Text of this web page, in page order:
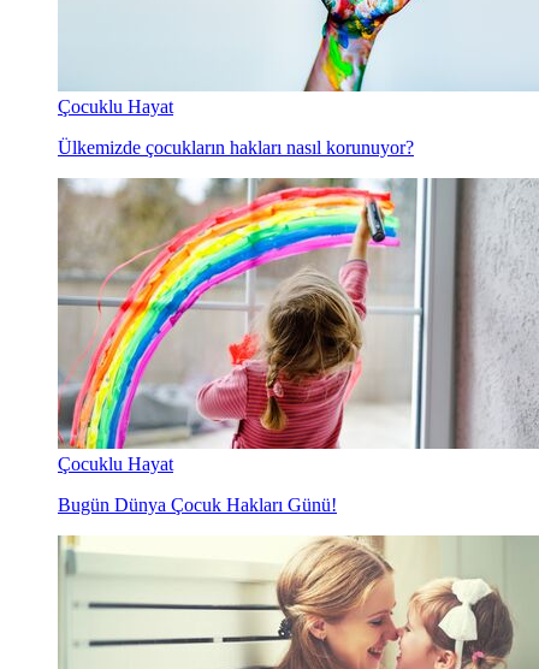
Çocuklu Hayat
Ülkemizde çocukların hakları nasıl korunuyor?
Çocuklu Hayat
Bugün Dünya Çocuk Hakları Günü!